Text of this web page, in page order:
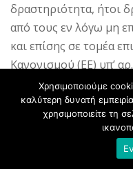
δραστηριότητα, ήτοι
από τους εν λόγω μη
και επίσης σε τομέα
Κανονισμού (ΕΕ) υπ’
ενίσχυση στο
λόγω Κανονισμού για
τους, με τις εξής
αα) η εν λόγω
Χρησιμοποιούμε
καλύτερη δυνατή
χρησιμοποιείτε τη